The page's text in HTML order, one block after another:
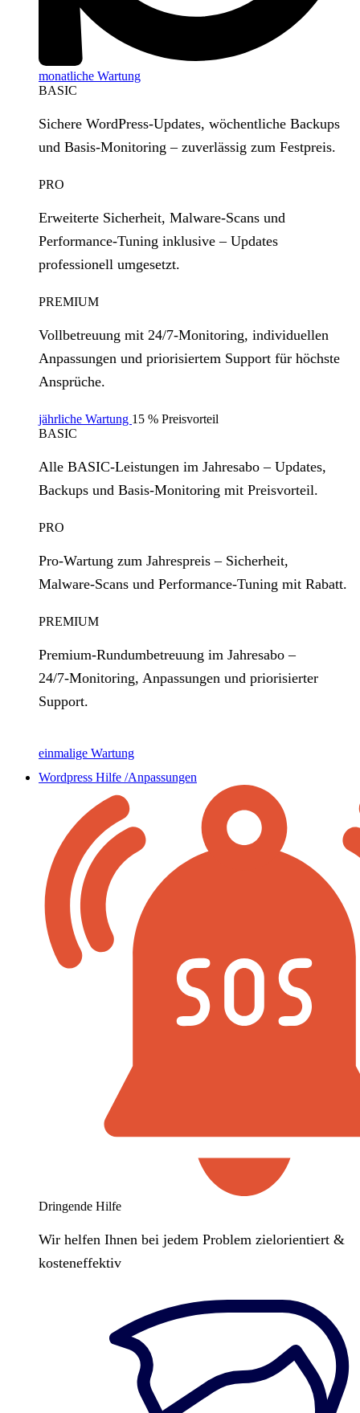
monatliche Wartung
BASIC
Sichere WordPress‑Updates, wöchentliche Backups
und Basis‑Monitoring – zuverlässig zum Festpreis.
PRO
Erweiterte Sicherheit, Malware‑Scans und
Performance‑Tuning inklusive – Updates
professionell umgesetzt.
PREMIUM
Vollbetreuung mit 24/7‑Monitoring, individuellen
Anpassungen und priorisiertem Support für höchste
Ansprüche.
jährliche Wartung 15 % Preisvorteil
BASIC
Alle BASIC‑Leistungen im Jahresabo – Updates,
Backups und Basis‑Monitoring mit Preisvorteil.
PRO
Pro‑Wartung zum Jahrespreis – Sicherheit,
Malware‑Scans und Performance‑Tuning mit Rabatt.
PREMIUM
Premium‑Rundumbetreuung im Jahresabo –
24/7‑Monitoring, Anpassungen und priorisierter
Support.
einmalige Wartung
Wordpress Hilfe /Anpassungen
Dringende Hilfe
Wir helfen Ihnen bei jedem Problem zielorientiert &
kosteneffektiv